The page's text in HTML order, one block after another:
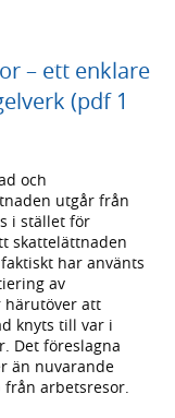
– ett enklare
(pdf 1
och
utgår från
i stället för
skattelättnaden
har använts
av
härutöver att
knyts till var i
Det föreslagna
än nuvarande
från arbetsresor.